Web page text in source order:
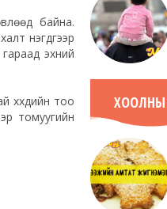
байна.
нэгдүгээр
эхний
хүүхдийн тоо
томуугийн